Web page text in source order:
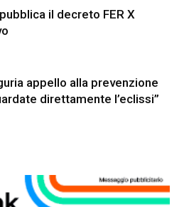
il decreto FER X
appello alla prevenzione
direttamente l’eclissi”